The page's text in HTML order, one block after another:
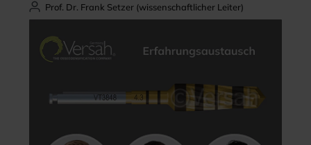
Prof. Dr. Frank Setzer (wissenschaftlicher Leiter)